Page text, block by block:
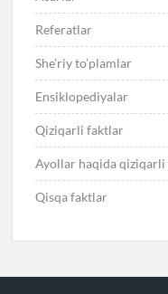
Referatlar
She’riy to’plamlar
Ensiklopediyalar
Qiziqarli faktlar
Ayollar haqida
Qisqa faktlar